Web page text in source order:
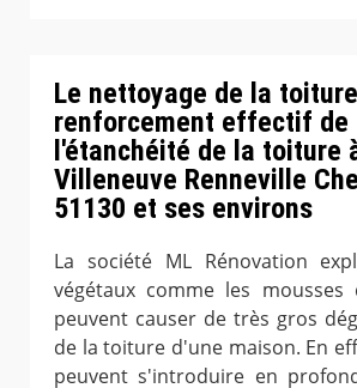
Le nettoyage de la
renforcement effectif de
l'étanchéité de la toiture
Villeneuve Renneville
51130 et ses environs
La société ML Rénovation
végétaux comme les mousses
peuvent causer de très gros
de la toiture d'une maison. En
peuvent s'introduire en